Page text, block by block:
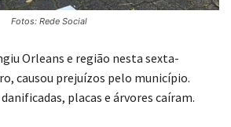
Fotos: Rede Social
Orleans e região nesta sexta-
causou prejuízos pelo município.
placas e árvores caíram.